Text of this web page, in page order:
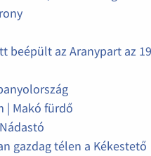
beépült az Aranypart az
| Makó fürdő
gazdag télen a Kékestető